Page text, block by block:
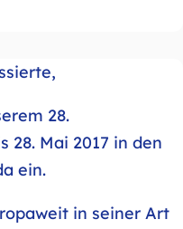
28.
28. Mai 2017 in den
ein.
in seiner Art